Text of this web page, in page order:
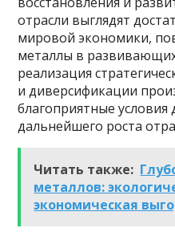
отрасли выглядят
мировой экономики,
металлы в
реализация
и диверсификации
благоприятные условия
дальнейшего роста
Читать также:
металлов:
экономическая